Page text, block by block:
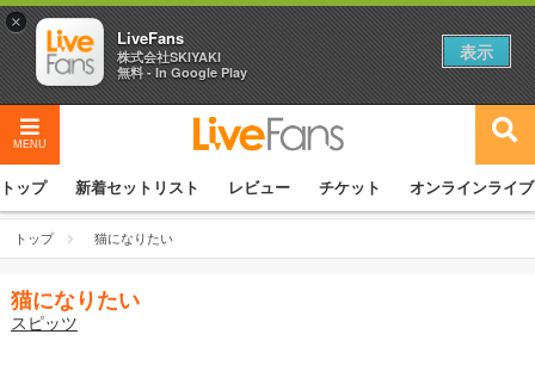
MENU
トップ 新着セットリスト レビュー チケット オンラインライブ
トップ 猫になりたい
猫になりたい
スピッツ
×
LiveFans
株式会社SKIYAKI
無料 - In Google Play
表示